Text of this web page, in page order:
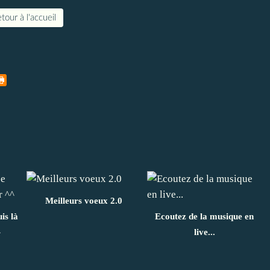
à l'accueil
là
Meilleurs voeux 2.0
Ecoutez de la musique en
live...